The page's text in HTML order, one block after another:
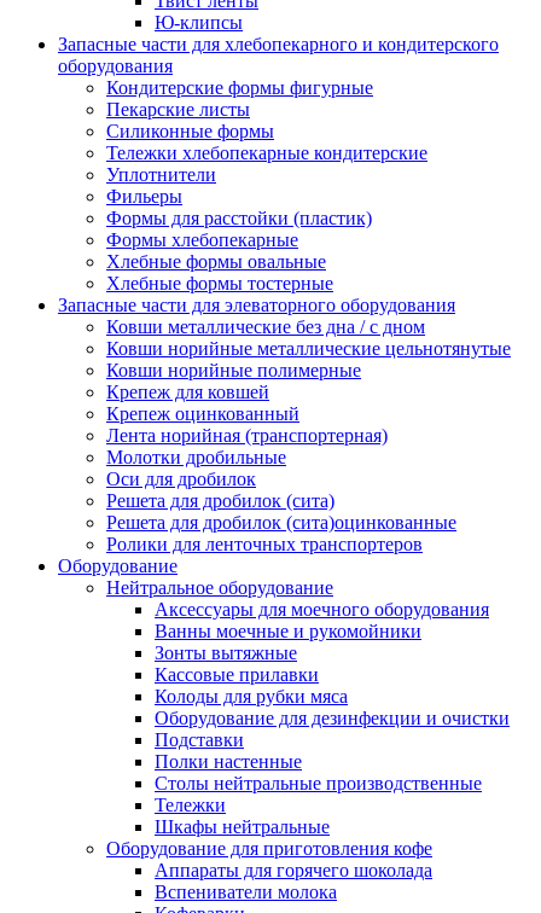
Ю-клипсы
Запасные части для хлебопекарного и кондитерского
оборудования
Кондитерские формы фигурные
Пекарские листы
Силиконные формы
Тележки хлебопекарные кондитерские
Уплотнители
Фильеры
Формы для расстойки (пластик)
Формы хлебопекарные
Хлебные формы овальные
Хлебные формы тостерные
Запасные части для элеваторного оборудования
Ковши металлические без дна / с дном
Ковши норийные металлические цельнотянутые
Ковши норийные полимерные
Крепеж для ковшей
Крепеж оцинкованный
Лента норийная (транспортерная)
Молотки дробильные
Оси для дробилок
Решета для дробилок (сита)
Решета для дробилок (сита)оцинкованные
Ролики для ленточных транспортеров
Оборудование
Нейтральное оборудование
Аксессуары для моечного оборудования
Ванны моечные и рукомойники
Зонты вытяжные
Кассовые прилавки
Колоды для рубки мяса
Оборудование для дезинфекции и очистки
Подставки
Полки настенные
Столы нейтральные производственные
Тележки
Шкафы нейтральные
Оборудование для приготовления кофе
Аппараты для горячего шоколада
Вспениватели молока